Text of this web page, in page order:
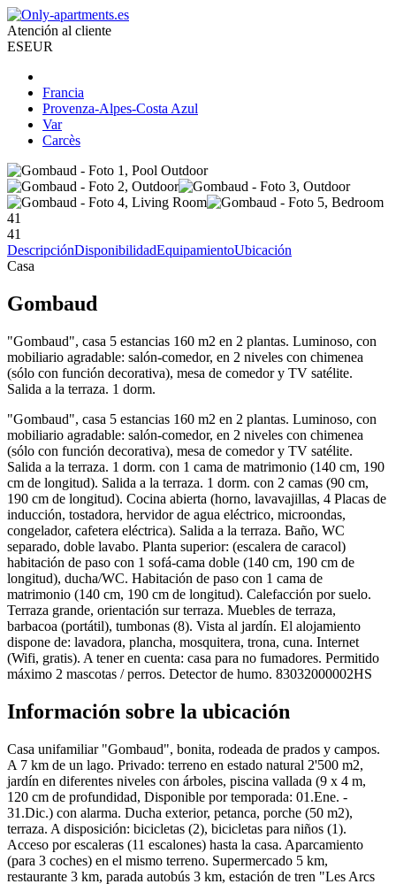
Atención al cliente
ESEUR
Francia
Provenza-Alpes-Costa Azul
Var
Carcès
41
41
DescripciónDisponibilidadEquipamientoUbicación
Casa
Gombaud
"Gombaud", casa 5 estancias 160 m2 en 2 plantas. Luminoso, con
mobiliario agradable: salón-comedor, en 2 niveles con chimenea
(sólo con función decorativa), mesa de comedor y TV satélite.
Salida a la terraza. 1 dorm.
"Gombaud", casa 5 estancias 160 m2 en 2 plantas. Luminoso, con
mobiliario agradable: salón-comedor, en 2 niveles con chimenea
(sólo con función decorativa), mesa de comedor y TV satélite.
Salida a la terraza. 1 dorm. con 1 cama de matrimonio (140 cm, 190
cm de longitud). Salida a la terraza. 1 dorm. con 2 camas (90 cm,
190 cm de longitud). Cocina abierta (horno, lavavajillas, 4 Placas de
inducción, tostadora, hervidor de agua eléctrico, microondas,
congelador, cafetera eléctrica). Salida a la terraza. Baño, WC
separado, doble lavabo. Planta superior: (escalera de caracol)
habitación de paso con 1 sofá-cama doble (140 cm, 190 cm de
longitud), ducha/WC. Habitación de paso con 1 cama de
matrimonio (140 cm, 190 cm de longitud). Calefacción por suelo.
Terraza grande, orientación sur terraza. Muebles de terraza,
barbacoa (portátil), tumbonas (8). Vista al jardín. El alojamiento
dispone de: lavadora, plancha, mosquitera, trona, cuna. Internet
(Wifi, gratis). A tener en cuenta: casa para no fumadores. Permitido
máximo 2 mascotas / perros. Detector de humo. 83032000002HS
Información sobre la ubicación
Casa unifamiliar "Gombaud", bonita, rodeada de prados y campos.
A 7 km de un lago. Privado: terreno en estado natural 2'500 m2,
jardín en diferentes niveles con árboles, piscina vallada (9 x 4 m,
120 cm de profundidad, Disponible por temporada: 01.Ene. -
31.Dic.) con alarma. Ducha exterior, petanca, porche (50 m2),
terraza. A disposición: bicicletas (2), bicicletas para niños (1).
Acceso por escaleras (11 escalones) hasta la casa. Aparcamiento
(para 3 coches) en el mismo terreno. Supermercado 5 km,
restaurante 3 km, parada autobús 3 km, estación de tren "Les Arcs